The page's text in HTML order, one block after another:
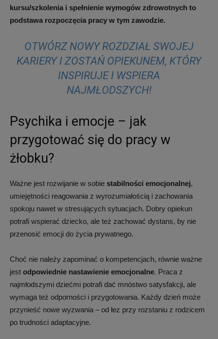
nas!kursu/szkolenia i spełnienie wymogów zdrowotnych to
podstawa rozpoczęcia pracy w tym zawodzie.
OTWÓRZ NOWY ROZDZIAŁ SWOJEJ
KARIERY I ZOSTAŃ OPIEKUNEM, KTÓRY
INSPIRUJE I WSPIERA
NAJMŁODSZYCH!
Psychika i emocje – jak
przygotować się do pracy w
żłobku?
Ważne jest rozwijanie w sobie stabilności emocjonalnej,
umiejętności reagowania z wyrozumiałością i zachowania
spokoju nawet w stresujących sytuacjach. Dobry opiekun
potrafi wspierać dziecko, ale też zachować dystans, by nie
przenosić emocji do życia prywatnego.
Choć nie należy zapominać o kompetencjach, równie ważne
jest odpowiednie nastawienie emocjonalne. Praca z
najmłodszymi dziećmi potrafi dać mnóstwo satysfakcji, ale
wymaga też odporności i przygotowania. Każdy dzień może
przynieść nowe wyzwania – od łez przy rozstaniu z rodzicem
po trudności adaptacyjne.